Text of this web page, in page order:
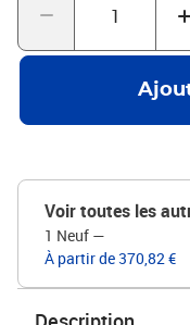
Voir toutes les
1 Neuf —
À partir de 370,82 €